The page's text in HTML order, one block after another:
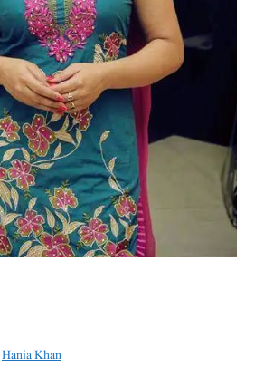
Hania Khan